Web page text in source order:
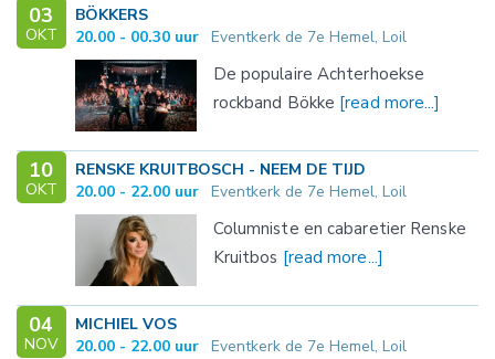
03
OKT
BÖKKERS
20.00 - 00.30 uur Eventkerk de 7e Hemel, Loil
De populaire Achterhoekse
rockband Bökke [read more...]
10
OKT
RENSKE KRUITBOSCH - NEEM DE TIJD
20.00 - 22.00 uur Eventkerk de 7e Hemel, Loil
Columniste en cabaretier Renske
Kruitbos [read more...]
04
NOV
MICHIEL VOS
20.00 - 22.00 uur Eventkerk de 7e Hemel, Loil